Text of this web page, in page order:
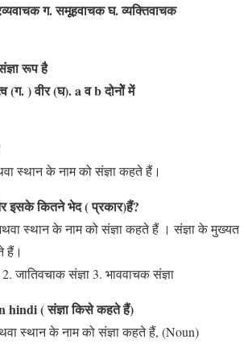
ग. समूहवाचक घ. व्यक्तिवाचक
रूप है
(ग. ) वीर (घ). a व b दोनोेें में
स्थान के नाम को संज्ञा कहते हैं।
इसके कितने भेद ( प्रकार)हैं?
स्थान के नाम को संज्ञा कहते हैं । संज्ञा के मुख्यत
हैं।
जातिवचाक संज्ञा 3. भाववाचक संज्ञा
hindi ( संज्ञा किसे कहते हैं)
स्थान के नाम को संज्ञा कहते हैं, (Noun)